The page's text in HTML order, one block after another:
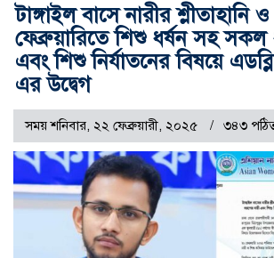
টাঙ্গাইল বাসে নারীর শ্লীতাহানি
ফেব্রুয়ারিতে শিশু ধর্ষন সহ সকল
এবং শিশু নির্যাতনের বিষয়ে
এর উদ্বেগ
সময় শনিবার, ২২ ফেব্রুয়ারী, ২০২৫ ৩৪৩